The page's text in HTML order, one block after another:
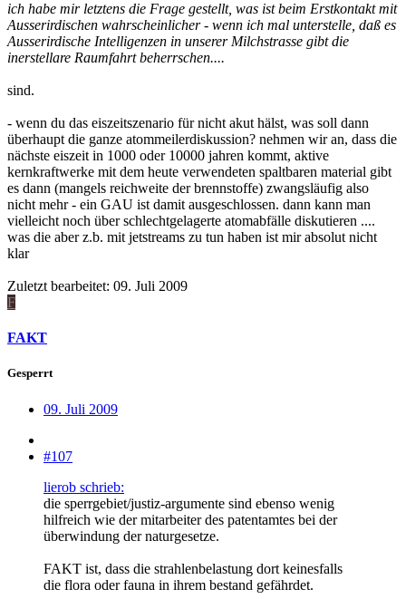
ich habe mir letztens die Frage gestellt, was ist beim Erstkontakt mit
Ausserirdischen wahrscheinlicher - wenn ich mal unterstelle, daß es
Ausserirdische Intelligenzen in unserer Milchstrasse gibt die
inerstellare Raumfahrt beherrschen....
sind.
- wenn du das eiszeitszenario für nicht akut hälst, was soll dann
überhaupt die ganze atommeilerdiskussion? nehmen wir an, dass die
nächste eiszeit in 1000 oder 10000 jahren kommt, aktive
kernkraftwerke mit dem heute verwendeten spaltbaren material gibt
es dann (mangels reichweite der brennstoffe) zwangsläufig also
nicht mehr - ein GAU ist damit ausgeschlossen. dann kann man
vielleicht noch über schlechtgelagerte atomabfälle diskutieren ....
was die aber z.b. mit jetstreams zu tun haben ist mir absolut nicht
klar
Zuletzt bearbeitet: 09. Juli 2009
F
FAKT
Gesperrt
09. Juli 2009
#107
lierob schrieb:
die sperrgebiet/justiz-argumente sind ebenso wenig
hilfreich wie der mitarbeiter des patentamtes bei der
überwindung der naturgesetze.
FAKT ist, dass die strahlenbelastung dort keinesfalls
die flora oder fauna in ihrem bestand gefährdet.